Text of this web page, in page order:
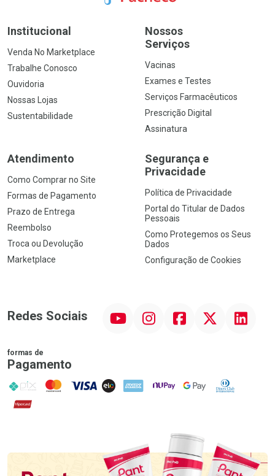
Institucional
Venda No Marketplace
Trabalhe Conosco
Ouvidoria
Nossas Lojas
Sustentabilidade
Nossos
Serviços
Vacinas
Exames e Testes
Serviços Farmacêuticos
Prescrição Digital
Assinatura
Atendimento
Como Comprar no Site
Formas de Pagamento
Prazo de Entrega
Reembolso
Troca ou Devolução
Marketplace
Segurança e
Privacidade
Política de Privacidade
Portal do Titular de Dados
Pessoais
Como Protegemos os Seus
Dados
Configuração de Cookies
Redes Sociais InstagramFacebook Linkedin
formas de
Pagamento
PIX MasterCard
VISA ELO AMEX NuPay Google PayDiners Club
Hipercard
Promoção em Destaque